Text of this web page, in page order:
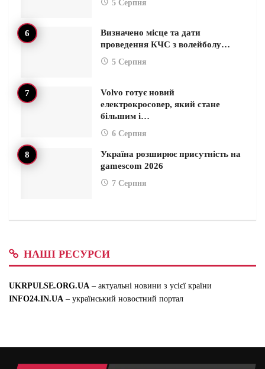
5 Серпня
Визначено місце та дати
проведення КЧС з волейболу…
5 Серпня
Volvo готує новий
електрокросовер, який стане
більшим і…
6 Серпня
Україна розширює присутність на
gamescom 2026
7 Серпня
НАШІ РЕСУРСИ
UKRPULSE.ORG.UA – актуальні новини з усієї країни
INFO24.IN.UA – український новостний портал